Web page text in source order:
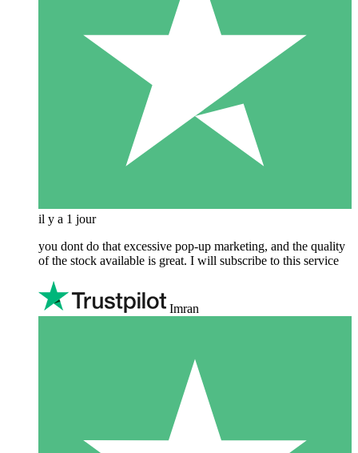
il y a 1 jour
you dont do that excessive pop-up marketing, and the quality
of the stock available is great. I will subscribe to this service
Imran